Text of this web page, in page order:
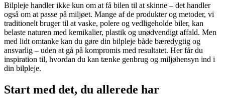
Bilpleje handler ikke kun om at få bilen til at skinne – det handler
også om at passe på miljøet. Mange af de produkter og metoder, vi
traditionelt bruger til at vaske, polere og vedligeholde biler, kan
belaste naturen med kemikalier, plastik og unødvendigt affald. Men
med lidt omtanke kan du gøre din bilpleje både bæredygtig og
ansvarlig – uden at gå på kompromis med resultatet. Her får du
inspiration til, hvordan du kan tænke genbrug og miljøhensyn ind i
din bilpleje.
Start med det, du allerede har